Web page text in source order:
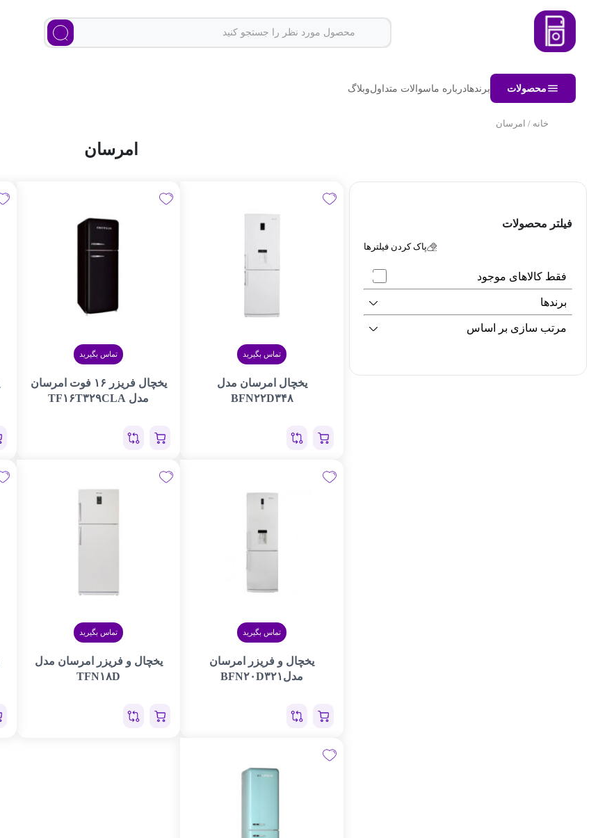
محصولات برندهادرباره ماسوالات متداولوبلاگ
خانه / امرسان
امرسان
تماس بگیرید
یخچال امرسان مدل
BFN۲۲D۳۴۸
تماس بگیرید
یخچال فریزر ۱۶ فوت امرسان
مدل TF۱۶T۳۲۹CLA
تماس بگیرید
یخچال و فریزر امرسان
مدلBFN۲۰D۳۲۱
تماس بگیرید
یخچال و فریزر امرسان مدل
TFN۱۸D
فیلتر محصولات
پاک کردن فیلترها
فقط کالاهای موجود
برندها
مرتب سازی بر اساس